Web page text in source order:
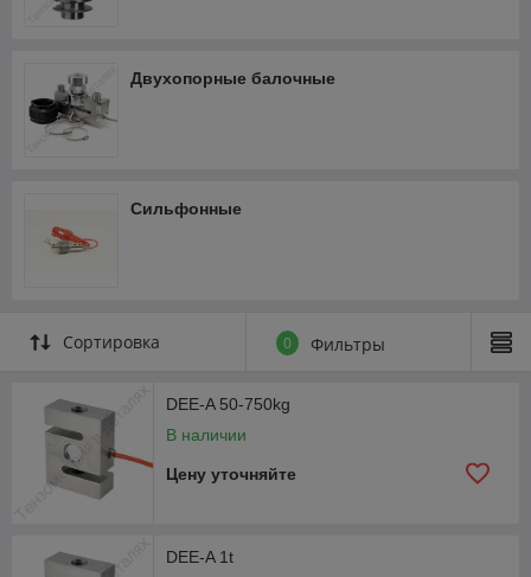
Двухопорные балочные
Сильфонные
Сортировка 0 Фильтры
DEE-A 50-750kg
В наличии
Цену уточняйте
DEE-A 1t